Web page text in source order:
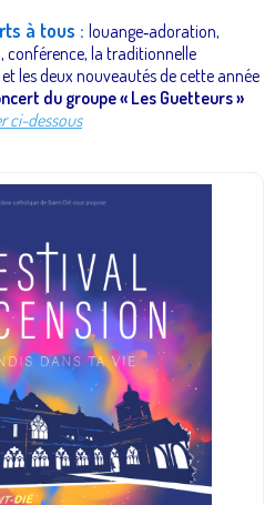
à tous : louange‑adoration,
conférence, la traditionnelle
les deux nouveautés de cette année
du groupe « Les Guetteurs »
ci-dessous